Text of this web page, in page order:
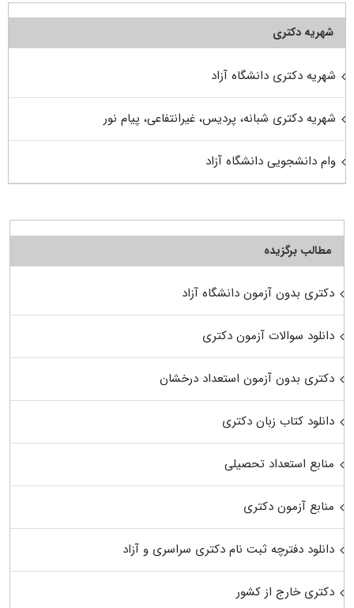
شهریه دکتری
شهریه دکتری دانشگاه آزاد
شهریه دکتری شبانه، پردیس، غیرانتفاعی، پیام نور
وام دانشجویی دانشگاه آزاد
مطالب برگزیده
دکتری بدون آزمون دانشگاه آزاد
دانلود سوالات آزمون دکتری
دکتری بدون آزمون استعداد درخشان
دانلود کتاب زبان دکتری
منابع استعداد تحصیلی
منابع آزمون دکتری
دانلود دفترچه ثبت نام دکتری سراسری و آزاد
دکتری خارج از کشور